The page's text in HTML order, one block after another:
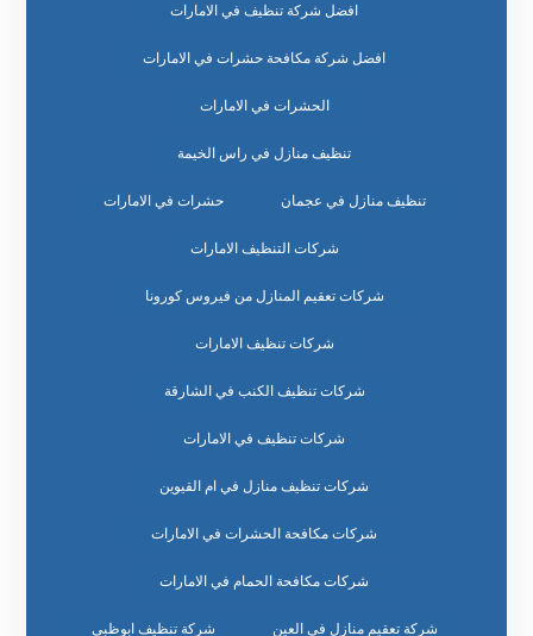
افضل شركة تنظيف في الامارات
افضل شركة مكافحة حشرات في الامارات
الحشرات في الامارات
تنظيف منازل في راس الخيمة
تنظيف منازل في عجمان حشرات في الامارات
شركات التنظيف الامارات
شركات تعقيم المنازل من فيروس كورونا
شركات تنظيف الامارات
شركات تنظيف الكنب في الشارقة
شركات تنظيف في الامارات
شركات تنظيف منازل في ام القيوين
شركات مكافحة الحشرات في الامارات
شركات مكافحة الحمام في الامارات
شركة تعقيم منازل في العين شركة تنظيف ابوظبي